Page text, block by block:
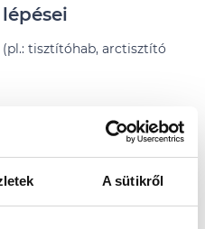
A sütikről
tisztítóhab, arctisztító